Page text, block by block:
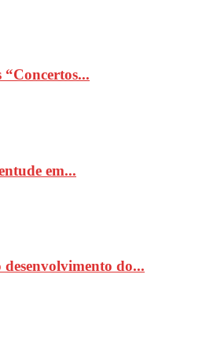
em...
do...